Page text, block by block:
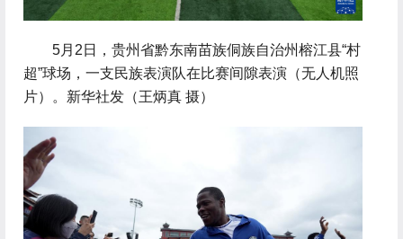
5月2日，贵州省黔东南苗族侗族自治州榕江县“村
超”球场，一支民族表演队在比赛间隙表演（无人机照
片）。新华社发（王炳真 摄）